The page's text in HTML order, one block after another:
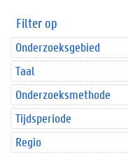
Filter op
Onderzoeksgebied
Taal
Onderzoeksmethode
Tijdsperiode
Regio